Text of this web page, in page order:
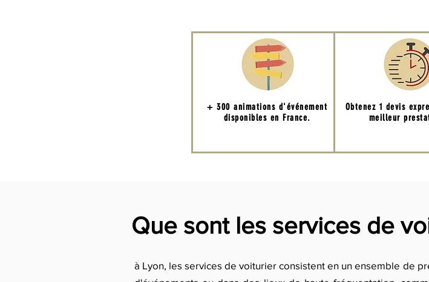
+ 300 animations d'événement
disponibles en France.
Obtenez 1 devis
meilleur
Que sont les services de
à Lyon, les services de voiturier consistent en un ensemble de